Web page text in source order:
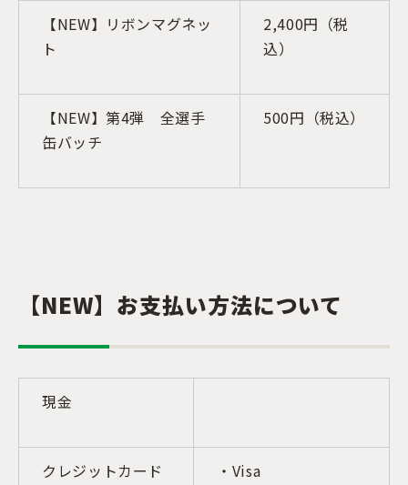
【NEW】リボンマグネッ
ト
2,400円（税
込）
【NEW】第4弾 全選手
缶バッチ
500円（税込）
【NEW】お支払い方法について
現金
クレジットカード ・Visa